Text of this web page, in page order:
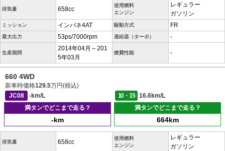
排気量 658cc
使用燃料
エンジン
レギュラー
ガソリン
ミッション インパネ4AT 駆動方式 FR
最大出力 53ps/7000rpm 過給器（ターボ） -
生産期間
2014年04月～201
5年03月
燃費性能 -
660 4WD
新車時価格129.5万円(税込)
JC08
-km/L 10・15
16.6km/L
満タンでどこまで走る？
-km
満タンでどこまで走る？
664km
排気量 658cc
使用燃料
エンジン
レギュラー
ガソリン